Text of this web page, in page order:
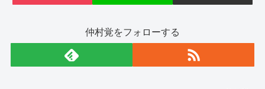
仲村覚をフォローする